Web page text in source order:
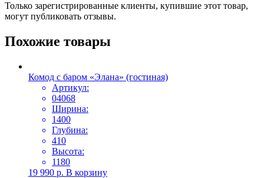
Только зарегистрированные клиенты, купившие этот товар,
могут публиковать отзывы.
Похожие товары
Комод с баром «Элана» (гостиная)
Артикул:
04068
Ширина:
1400
Глубина:
410
Высота:
1180
19 990 р. В корзину